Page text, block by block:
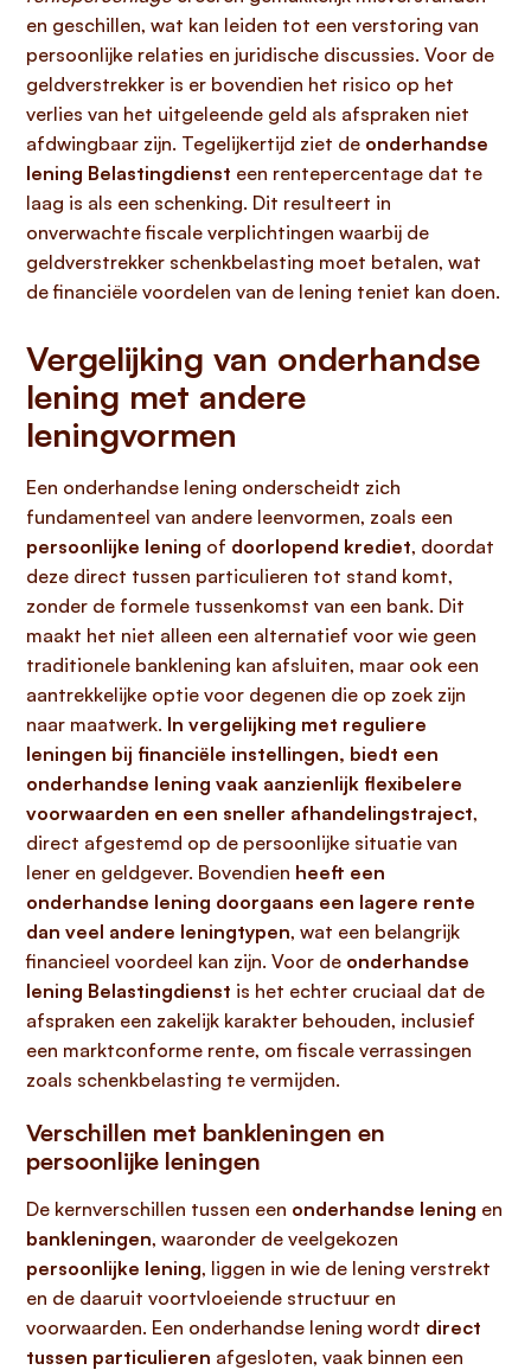
en geschillen, wat kan leiden tot een verstoring van
persoonlijke relaties en juridische discussies. Voor de
geldverstrekker is er bovendien het risico op het
verlies van het uitgeleende geld als afspraken niet
afdwingbaar zijn. Tegelijkertijd ziet de onderhandse
lening Belastingdienst een rentepercentage dat te
laag is als een schenking. Dit resulteert in
onverwachte fiscale verplichtingen waarbij de
geldverstrekker schenkbelasting moet betalen, wat
de financiële voordelen van de lening teniet kan doen.
Vergelijking van onderhandse
lening met andere
leningvormen
Een onderhandse lening onderscheidt zich
fundamenteel van andere leenvormen, zoals een
persoonlijke lening of doorlopend krediet, doordat
deze direct tussen particulieren tot stand komt,
zonder de formele tussenkomst van een bank. Dit
maakt het niet alleen een alternatief voor wie geen
traditionele banklening kan afsluiten, maar ook een
aantrekkelijke optie voor degenen die op zoek zijn
naar maatwerk. In vergelijking met reguliere
leningen bij financiële instellingen, biedt een
onderhandse lening vaak aanzienlijk flexibelere
voorwaarden en een sneller afhandelingstraject,
direct afgestemd op de persoonlijke situatie van
lener en geldgever. Bovendien heeft een
onderhandse lening doorgaans een lagere rente
dan veel andere leningtypen, wat een belangrijk
financieel voordeel kan zijn. Voor de onderhandse
lening Belastingdienst is het echter cruciaal dat de
afspraken een zakelijk karakter behouden, inclusief
een marktconforme rente, om fiscale verrassingen
zoals schenkbelasting te vermijden.
Verschillen met bankleningen en
persoonlijke leningen
De kernverschillen tussen een onderhandse lening en
bankleningen, waaronder de veelgekozen
persoonlijke lening, liggen in wie de lening verstrekt
en de daaruit voortvloeiende structuur en
voorwaarden. Een onderhandse lening wordt direct
tussen particulieren afgesloten, vaak binnen een